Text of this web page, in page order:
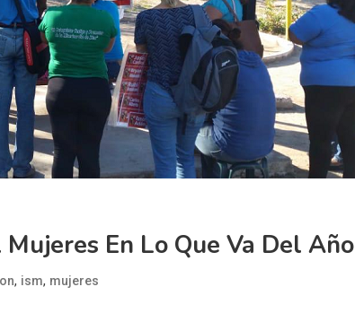
En Lo Que Va Del Año
, ism, mujeres